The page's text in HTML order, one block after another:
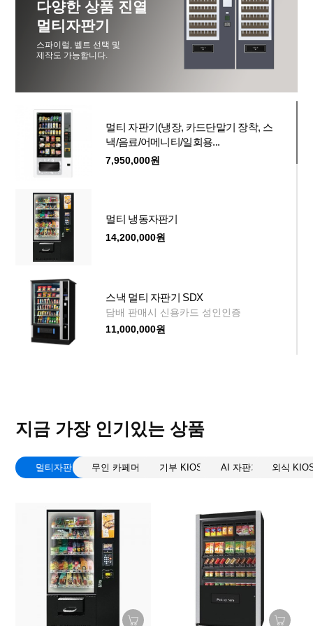
다양한 상품 진열
멀티자판기
스파이럴, 벨트 선택 및
제작도 가능합니다.
멀티 자판기(냉장, 카드단말기 장착, 스
낵/음료/어메니티/일회용...
7,950,000원
멀티 냉동자판기
14,200,000원
스낵 멀티 자판기 SDX
담배 판매시 신용카드 성인인증
11,000,000원
15,900,000원
상온 멀티자판기 (21인치 키오스크 장착,
멀티 냉동자판기 (21인치 키오스크 장착
가능) - 전국내륙
지금 가장 인기있는 상품
멀티자판기 무인 카페머신 기부 KIOSK AI 자판기 외식